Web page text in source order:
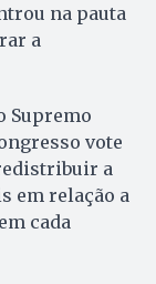
na pauta
a
Supremo
vote
a
em relação a
cada